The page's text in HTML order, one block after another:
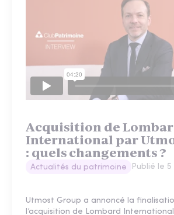
Acquisition de
International par
: quels changements ?
Actualités du patrimoine Publié le 5
Utmost Group a annoncé la
l’acquisition de Lombard